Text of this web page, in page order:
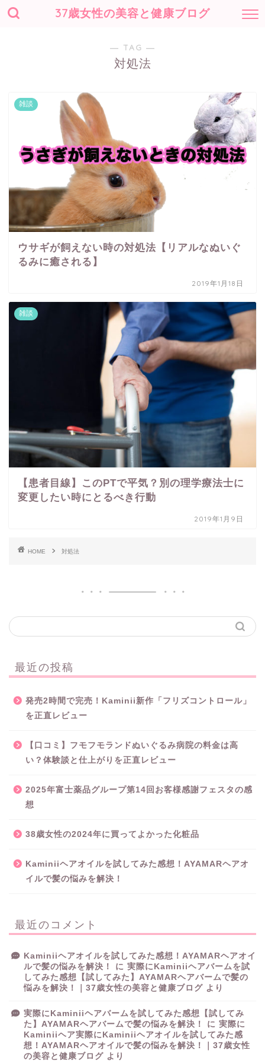
37歳女性の美容と健康ブログ
― TAG ―
対処法
雑談
ウサギが飼えない時の対処法【リアルなぬいぐ
るみに癒される】
2019年1月18日
雑談
【患者目線】このPTで平気？別の理学療法士に
変更したい時にとるべき行動
2019年1月9日
HOME 対処法
最近の投稿
発売2時間で完売！Kaminii新作「フリズコントロール」
を正直レビュー
【口コミ】フモフモランドぬいぐるみ病院の料金は高
い？体験談と仕上がりを正直レビュー
2025年富士薬品グループ第14回お客様感謝フェスタの感
想
38歳女性の2024年に買ってよかった化粧品
Kaminiiヘアオイルを試してみた感想！AYAMARヘアオ
イルで髪の悩みを解決！
最近のコメント
Kaminiiヘアオイルを試してみた感想！AYAMARヘアオイ
ルで髪の悩みを解決！
に 実際にKaminiiヘアバームを試
してみた感想【試してみた】AYAMARヘアバームで髪の
悩みを解決！｜37歳女性の美容と健康ブログ より
実際にKaminiiヘアバームを試してみた感想【試してみ
た】AYAMARヘアバームで髪の悩みを解決！
に 実際に
Kaminiiヘア実際にKaminiiヘアオイルを試してみた感
想！AYAMARヘアオイルで髪の悩みを解決！｜37歳女性
の美容と健康ブログ より